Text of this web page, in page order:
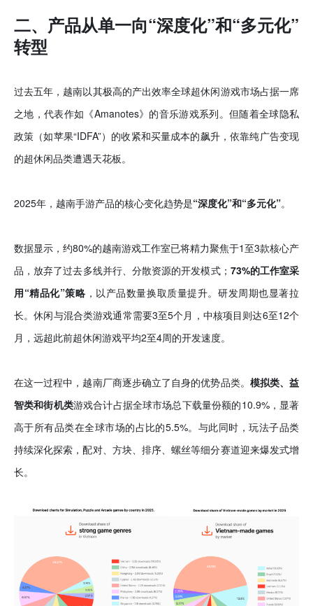
二、产品从单一向“深度化”和“多元化”
转型
过去五年，越南以其极高的产出效率全球超休闲游戏市场占据一席
之地，代表作如《Amanotes》的音乐游戏系列。但随着全球隐私
政策（如苹果“IDFA”）的收紧和买量成本的飙升，依靠纯广告变现
的超休闲品类遭遇天花板。
2025年，越南手游产品的核心变化趋势是“深度化”和“多元化”。
数据显示，约80%的越南游戏工作室已将精力聚焦于1至3款核心产
品，放弃了过去多线并行、分散资源的开发模式； 73%的工作室采
用“精品化”策略 ，以产品数量换取质量提升。研发周期也显著拉
长。休闲与混合类游戏通常需要3至5个月，中核项目则达6至12个
月，远超此前超休闲游戏平均2至4周的开发速度。
在这一过程中，越南厂商逐步确立了自身的优势品类。 模拟类、益
智类和街机类游戏合计占据全球市场总下载量份额的10.9%，显著
高于所有品类在全球市场的占比的5.5%。与此同时，玩法子品类
持续深化探索，配对、方块、排序、螺丝等细分赛道迎来爆发式增
长。